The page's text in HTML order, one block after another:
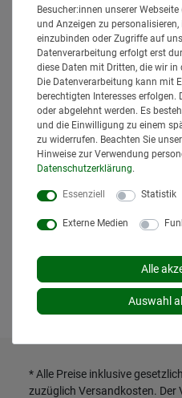
Lieferzeit: 1 bis 3 Tage*
In den Warenkorb
3H Vergleichs-Nr.: 200029,
35,95 € *
In den Warenkorb
* Alle Preise inklusive
zuzüglich Versandkosten. Der
Besucher:innen unserer
und Anzeigen zu
einzubinden oder Zugriffe auf
Datenverarbeitung erfolgt erst
diese Daten mit Dritten, die wir in
Die Datenverarbeitung kann mit
berechtigten Interesses
oder abgelehnt werden. Es
und die Einwilligung zu einem
zu widerrufen. Beachten Sie unser
Hinweise zur Verwendung
Daten­schutz­erklärung.
Essenziell Statistik
Externe Medien
Alle
Auswahl